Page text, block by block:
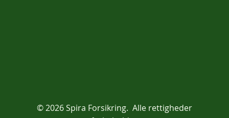
© 2026 Spira Forsikring. Alle rettigheder